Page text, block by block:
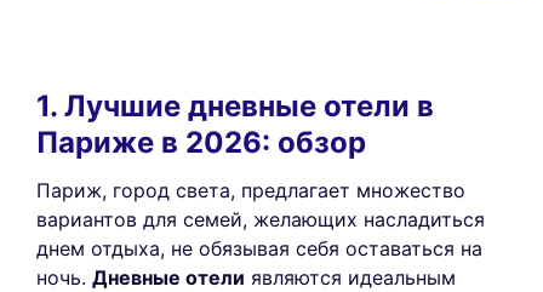
1. Лучшие дневные отели в
Париже в 2026: обзор
Париж, город света, предлагает множество
вариантов для семей, желающих насладиться
днем отдыха, не обязывая себя оставаться на
ночь. Дневные отели являются идеальным